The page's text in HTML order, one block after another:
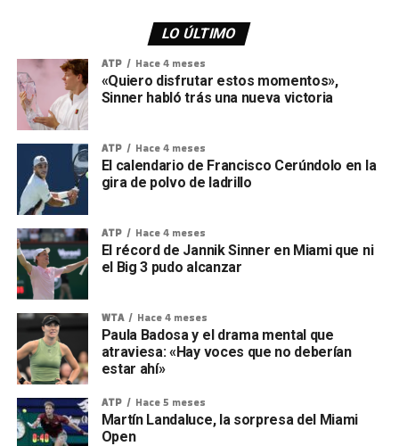
LO ÚLTIMO
ATP Hace 4 meses
«Quiero disfrutar estos momentos»,
Sinner habló trás una nueva victoria
ATP Hace 4 meses
El calendario de Francisco Cerúndolo en la
gira de polvo de ladrillo
ATP Hace 4 meses
El récord de Jannik Sinner en Miami que ni
el Big 3 pudo alcanzar
WTA Hace 4 meses
Paula Badosa y el drama mental que
atraviesa: «Hay voces que no deberían
estar ahí»
ATP Hace 5 meses
Martín Landaluce, la sorpresa del Miami
Open